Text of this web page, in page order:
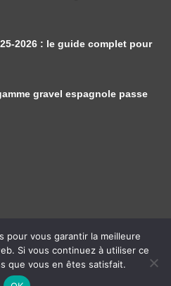
2026 : le guide complet pour
gravel espagnole passe
pour vous garantir la meilleure
Si vous continuez à utiliser ce
que vous en êtes satisfait.